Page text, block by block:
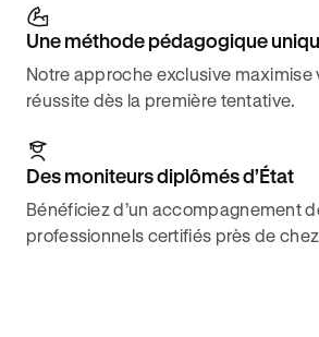
Une méthode pédagogique
Notre approche exclusive maximise
réussite dès la première tentative.
Des moniteurs diplômés d’État
Bénéficiez d’un accompagnement
professionnels certifiés près de chez